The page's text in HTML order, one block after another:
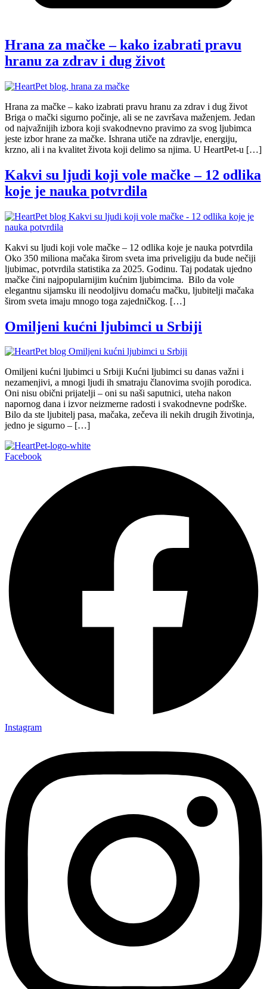
Hrana za mačke – kako izabrati pravu
hranu za zdrav i dug život
Hrana za mačke – kako izabrati pravu hranu za zdrav i dug život
Briga o mački sigurno počinje, ali se ne završava maženjem. Jedan
od najvažnijih izbora koji svakodnevno pravimo za svog ljubimca
jeste izbor hrane za mačke. Ishrana utiče na zdravlje, energiju,
krzno, ali i na kvalitet života koji delimo sa njima. U HeartPet-u […]
Kakvi su ljudi koji vole mačke – 12 odlika
koje je nauka potvrdila
Kakvi su ljudi koji vole mačke – 12 odlika koje je nauka potvrdila
Oko 350 miliona mačaka širom sveta ima priveligiju da bude nečiji
ljubimac, potvrdila statistika za 2025. Godinu. Taj podatak ujedno
mačke čini najpopularnijim kućnim ljubimcima. Bilo da vole
elegantnu sijamsku ili neodoljivu domaću mačku, ljubitelji mačaka
širom sveta imaju mnogo toga zajedničkog. […]
Omiljeni kućni ljubimci u Srbiji
Omiljeni kućni ljubimci u Srbiji Kućni ljubimci su danas važni i
nezamenjivi, a mnogi ljudi ih smatraju članovima svojih porodica.
Oni nisu obični prijatelji – oni su naši saputnici, uteha nakon
napornog dana i izvor neizmerne radosti i svakodnevne podrške.
Bilo da ste ljubitelj pasa, mačaka, zečeva ili nekih drugih životinja,
jedno je sigurno – […]
Facebook
Instagram